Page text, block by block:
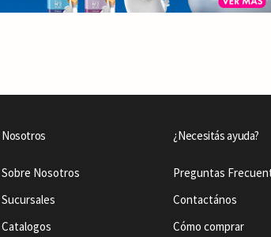
Nosotros
Sobre Nosotros
Sucursales
Catalogos
¿Necesitás ayuda?
Preguntas
Contactános
Cómo comprar